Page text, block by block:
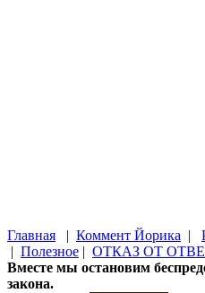
Главная | Коммент Йорика |
| Полезное | ОТКАЗ ОТ
Вместе мы остановим
закона.